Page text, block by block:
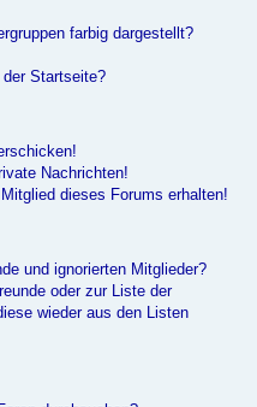
farbig dargestellt?
der Startseite?
Nachrichten!
dieses Forums erhalten!
und ignorierten Mitglieder?
oder zur Liste der
wieder aus den Listen